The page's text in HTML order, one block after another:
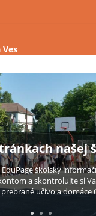
našej
školský
a skontrolujte si
učivo a domáce